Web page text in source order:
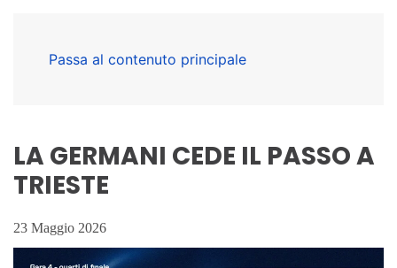
Passa al contenuto principale
LA GERMANI CEDE IL PASSO A
TRIESTE
23 Maggio 2026